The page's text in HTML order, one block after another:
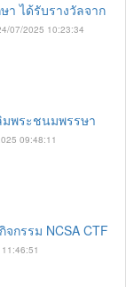
า ได้รับรางวัลจาก
07/2025 10:23:34
มพระชนมพรรษา
09:48:11
กรรม NCSA CTF